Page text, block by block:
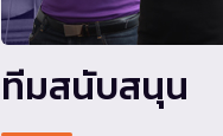
ทีมสนับสนุน